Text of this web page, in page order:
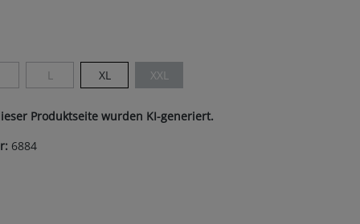
zurzeit nicht verfügbar.)
Option ist zurzeit nicht verfügbar.)
L
(Diese Option ist zurzeit nicht verfügbar.)
XL XXL
(Diese Option ist zurzeit nicht verfügbar.)
Produktseite wurden KI-generiert.
6884